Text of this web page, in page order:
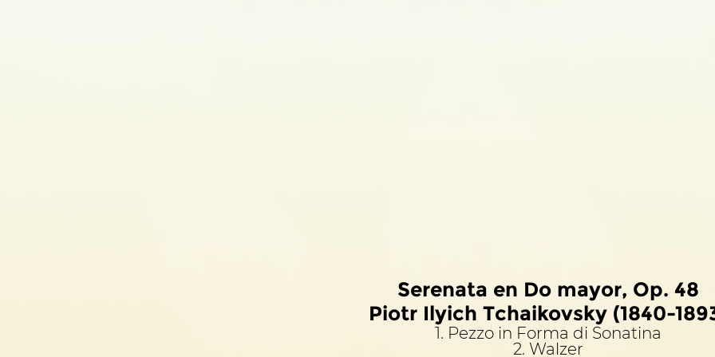
Serenata en Do mayor, Op. 48
Piotr Ilyich Tchaikovsky (1840-
1. Pezzo in Forma di Sonatina
2. Walzer